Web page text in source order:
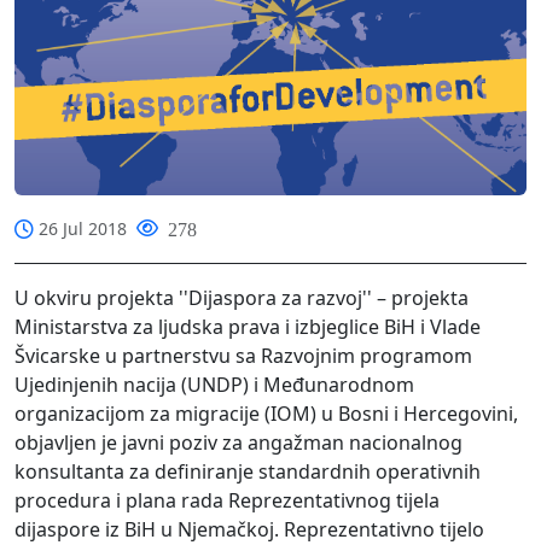
26 Jul 2018 278
U okviru projekta ''Dijaspora za razvoj'' – projekta
Ministarstva za ljudska prava i izbjeglice BiH i Vlade
Švicarske u partnerstvu sa Razvojnim programom
Ujedinjenih nacija (UNDP) i Međunarodnom
organizacijom za migracije (IOM) u Bosni i Hercegovini,
objavljen je javni poziv za angažman nacionalnog
konsultanta za definiranje standardnih operativnih
procedura i plana rada Reprezentativnog tijela
dijaspore iz BiH u Njemačkoj. Reprezentativno tijelo